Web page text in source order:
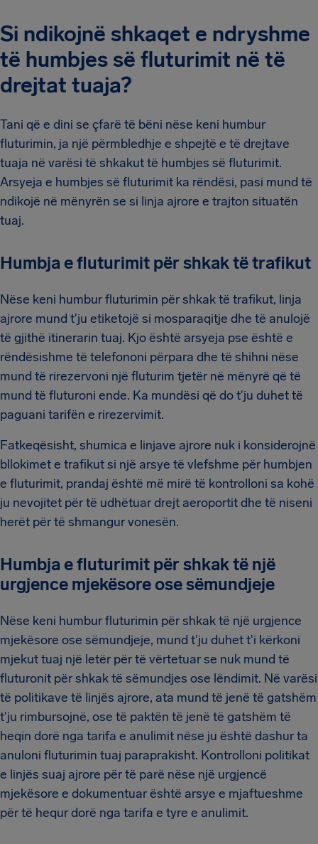
Si ndikojnë shkaqet e ndryshme
të humbjes së fluturimit në të
drejtat tuaja?
Tani që e dini se çfarë të bëni nëse keni humbur
fluturimin, ja një përmbledhje e shpejtë e të drejtave
tuaja në varësi të shkakut të humbjes së fluturimit.
Arsyeja e humbjes së fluturimit ka rëndësi, pasi mund të
ndikojë në mënyrën se si linja ajrore e trajton situatën
tuaj.
Humbja e fluturimit për shkak të trafikut
Nëse keni humbur fluturimin për shkak të trafikut, linja
ajrore mund t'ju etiketojë si mosparaqitje dhe të anulojë
të gjithë itinerarin tuaj. Kjo është arsyeja pse është e
rëndësishme të telefononi përpara dhe të shihni nëse
mund të rirezervoni një fluturim tjetër në mënyrë që të
mund të fluturoni ende. Ka mundësi që do t'ju duhet të
paguani tarifën e rirezervimit.
Fatkeqësisht, shumica e linjave ajrore nuk i konsiderojnë
bllokimet e trafikut si një arsye të vlefshme për humbjen
e fluturimit, prandaj është më mirë të kontrolloni sa kohë
ju nevojitet për të udhëtuar drejt aeroportit dhe të niseni
herët për të shmangur vonesën.
Humbja e fluturimit për shkak të një
urgjence mjekësore ose sëmundjeje
Nëse keni humbur fluturimin për shkak të një urgjence
mjekësore ose sëmundjeje, mund t'ju duhet t'i kërkoni
mjekut tuaj një letër për të vërtetuar se nuk mund të
fluturonit për shkak të sëmundjes ose lëndimit. Në varësi
të politikave të linjës ajrore, ata mund të jenë të gatshëm
t'ju rimbursojnë, ose të paktën të jenë të gatshëm të
heqin dorë nga tarifa e anulimit nëse ju është dashur ta
anuloni fluturimin tuaj paraprakisht. Kontrolloni politikat
e linjës suaj ajrore për të parë nëse një urgjencë
mjekësore e dokumentuar është arsye e mjaftueshme
për të hequr dorë nga tarifa e tyre e anulimit.